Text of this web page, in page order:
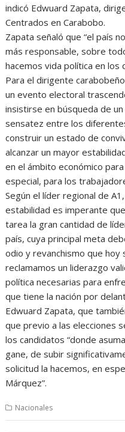
indicó Edwuard Zapata,
Centrados en Carabobo.
Zapata señaló que “el país
más responsable, sobre
hacemos vida política en los
Para el dirigente
un evento electoral
insistirse en búsqueda de
sensatez entre los
construir un estado de
alcanzar un mayor
en el ámbito económico
especial, para los
Según el líder regional de
estabilidad es imperante
tarea la gran cantidad de
país, cuya principal meta
odio y revanchismo que hoy
reclamamos un liderazgo
política necesarias para
que tiene la nación por
Edwuard Zapata, que
que previo a las elecciones
los candidatos “donde
gane, de subir
solicitud la hacemos, en
Márquez”.
Nacionales